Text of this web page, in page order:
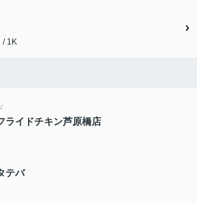
/ 1K
ライドチキン芦原橋店
テバ